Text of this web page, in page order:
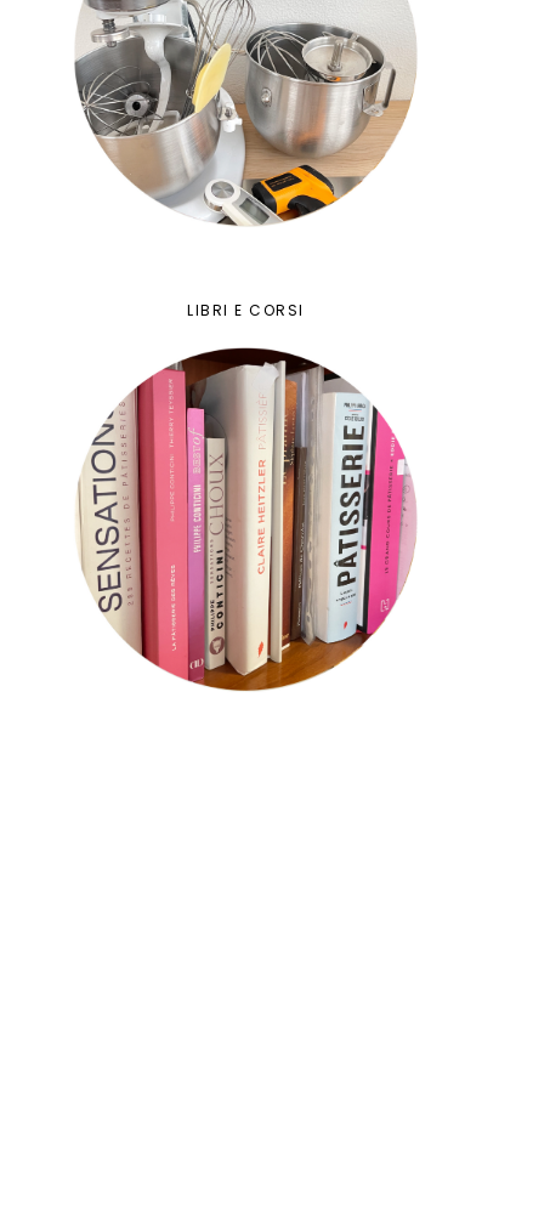
LIBRI E CORSI